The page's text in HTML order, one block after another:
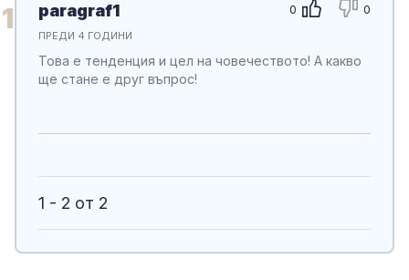
1 0 0
paragraf1
ПРЕДИ 4 ГОДИНИ
Това е тенденция и цел на човечеството! А какво
ще стане е друг въпрос!
1 - 2 от 2